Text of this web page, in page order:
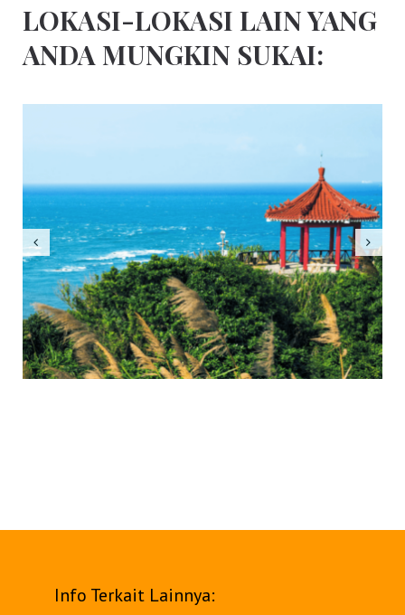
LOKASI-LOKASI LAIN YANG
ANDA MUNGKIN SUKAI:
Info Terkait Lainnya: